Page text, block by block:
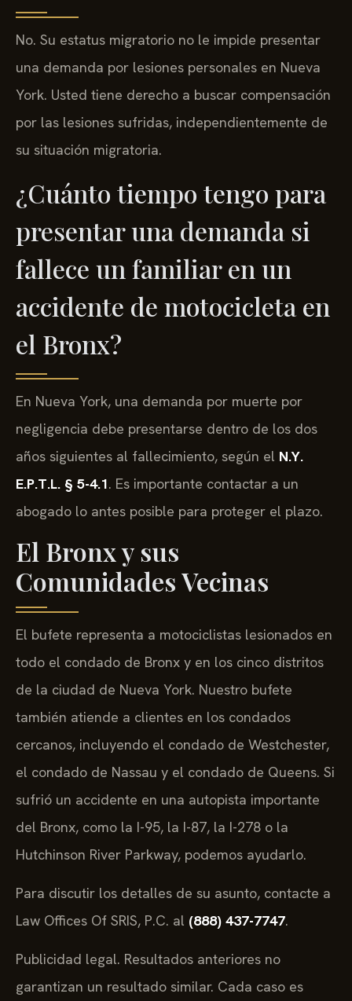
No. Su estatus migratorio no le impide presentar
una demanda por lesiones personales en Nueva
York. Usted tiene derecho a buscar compensación
por las lesiones sufridas, independientemente de
su situación migratoria.
¿Cuánto tiempo tengo para
presentar una demanda si
fallece un familiar en un
accidente de motocicleta en
el Bronx?
En Nueva York, una demanda por muerte por
negligencia debe presentarse dentro de los dos
años siguientes al fallecimiento, según el N.Y.
E.P.T.L. § 5-4.1. Es importante contactar a un
abogado lo antes posible para proteger el plazo.
El Bronx y sus
Comunidades Vecinas
El bufete representa a motociclistas lesionados en
todo el condado de Bronx y en los cinco distritos
de la ciudad de Nueva York. Nuestro bufete
también atiende a clientes en los condados
cercanos, incluyendo el condado de Westchester,
el condado de Nassau y el condado de Queens. Si
sufrió un accidente en una autopista importante
del Bronx, como la I-95, la I-87, la I-278 o la
Hutchinson River Parkway, podemos ayudarlo.
Para discutir los detalles de su asunto, contacte a
Law Offices Of SRIS, P.C. al (888) 437-7747.
Publicidad legal. Resultados anteriores no
garantizan un resultado similar. Cada caso es